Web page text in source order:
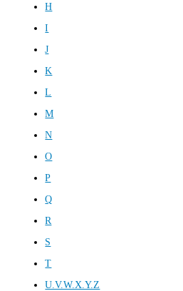
H
I
J
K
L
M
N
O
P
Q
R
S
T
U.V.W.X.Y.Z